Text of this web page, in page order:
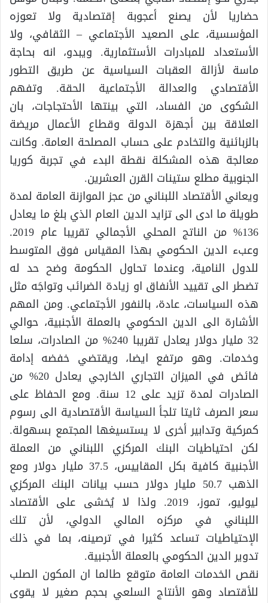
حضاريا لأن يصنع أعجوبة إقتصادية ولا تعوزه
المؤسسية، على الصعيد الأجتماعي – الثقافي، ولا
الأستعداد للمبادرات الأستثمارية. ويبدو، انه بحاجة
ماسة لأزالة العقبات السياسية عن طريق التطور
الأقتصادي والعدالة الأجتماعية الحقة. وتفهم
الشكوى من الفساد، التي بينتها الأحتجاجات، بان
العلاقة بين أجهزة الدولة وقطاع الأعمال مريضة
بالزبائنية والتخادم على حساب المصلحة العامة. وكانت
معالجة هذه المشكلة نقطة البدء في تجربة كوريا
الجنوبية مطلع ستينات القرن العشرين.
ويعاني الأقتصاد اللبناني من عجز الموازنة العامة لمدة
طويلة ما ادى الى تزايد الدين العام الذي بلغ ما يعادل
136% من الناتج المحلي الأجمالي تقريبا عام 2019.
وعبء الدين الحكومي بهذا المقياس فوق المتوسط
للدول النامية، وعندما تحاول الحكومة وضح حد له
تضطر الى تقييد الأنفاق او زيادة الضرائب وتواجَه مثل
هذه السياسات، عادة، بالنفور الأجتماعي. ومن المهم
الأشارة الى الدين الحكومي بالعملة الأجنبية، حوالي
32 مليار دولار يعادل تقريبا 240% من الصادرات، سلعا
وخدمات. وهو مرتفع ايضا، ويقتضي خفضه إدامة
فائض في الميزان التجاري الخارجي يعادل 20% من
الصادرات لمدة تزيد على 12 سنة. ومع الحفاظ على
سعر الصرف ثايتا تلجأ السياسة الأقتصادية الى رسوم
كمركية وتدابير أخرى لا يستسيغها المجتمع بسهولة.
لكن احتياطيات البنك المركزي اللبناني من العملة
الأجنبية كافية بكل المقاييس، 37.5 مليار دولار ومع
الذهب 50.7 مليار دولار حسب بيانات البنك المركزي
ليوليو، تموز، 2019. ولذا لا يُخشى على الأقتصاد
اللبناني في مركزه المالي الدولي، لأن تلك
الإحتياطيات تساعد كثيرا في ترصينه، بما في ذلك
تدوير الدين الحكومي بالعملة الأجنبية.
نقص الخدمات العامة متوقع طالما ان المكون الصلب
للأقتصاد وهو الأنتاج السلعي بحجم صغير لا يقوى